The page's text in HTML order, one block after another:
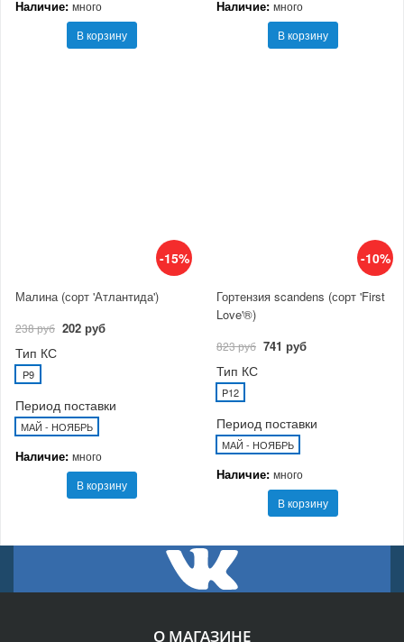
Наличие: много
В корзину
Наличие: много
В корзину
-15%
Малина (сорт 'Атлантида')
238 руб 202 руб
Тип КС
P9
Период поставки
МАЙ - НОЯБРЬ
Наличие: много
В корзину
-10%
Гортензия scandens (сорт 'First
Love'®)
823 руб 741 руб
Тип КС
P12
Период поставки
МАЙ - НОЯБРЬ
Наличие: много
В корзину
О МАГАЗИНЕ